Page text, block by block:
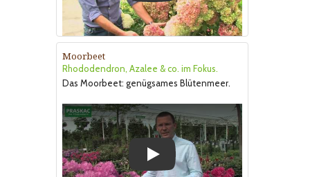
Moorbeet
Rhododendron, Azalee & co. im Fokus.
Das Moorbeet: genügsames Blütenmeer.